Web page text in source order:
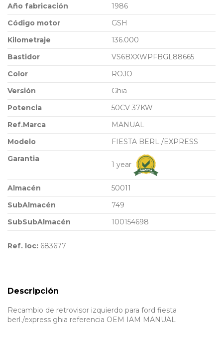
Año fabricación
1986
Código motor
GSH
Kilometraje
136.000
Bastidor
VS6BXXWPFBGL88665
Color
ROJO
Versión
Ghia
Potencia
50CV 37KW
Ref.Marca
MANUAL
Modelo
FIESTA BERL./EXPRESS
Garantia
1 year
Almacén
50011
SubAlmacén
749
SubSubAlmacén
100154698
Ref. loc: 683677
Descripción
Recambio de retrovisor izquierdo para ford fiesta
berl./express ghia referencia OEM IAM MANUAL